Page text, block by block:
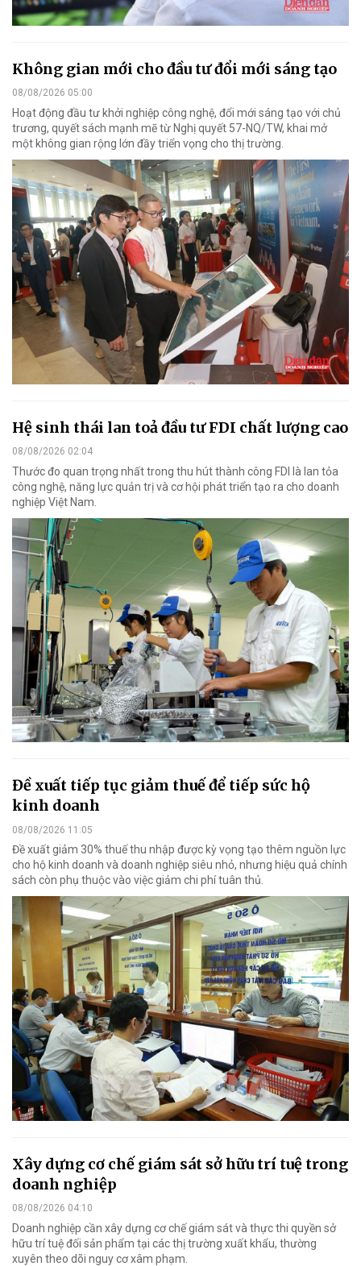
Không gian mới cho đầu tư đổi mới sáng tạo
08/08/2026 05:00
Hoạt động đầu tư khởi nghiệp công nghệ, đổi mới sáng tạo với chủ
trương, quyết sách mạnh mẽ từ Nghị quyết 57-NQ/TW, khai mở
một không gian rộng lớn đầy triển vọng cho thị trường.
Hệ sinh thái lan toả đầu tư FDI chất lượng cao
08/08/2026 02:04
Thước đo quan trọng nhất trong thu hút thành công FDI là lan tỏa
công nghệ, năng lực quản trị và cơ hội phát triển tạo ra cho doanh
nghiệp Việt Nam.
Đề xuất tiếp tục giảm thuế để tiếp sức hộ
kinh doanh
08/08/2026 11:05
Đề xuất giảm 30% thuế thu nhập được kỳ vọng tạo thêm nguồn lực
cho hộ kinh doanh và doanh nghiệp siêu nhỏ, nhưng hiệu quả chính
sách còn phụ thuộc vào việc giảm chi phí tuân thủ.
Xây dựng cơ chế giám sát sở hữu trí tuệ trong
doanh nghiệp
08/08/2026 04:10
Doanh nghiệp cần xây dựng cơ chế giám sát và thực thi quyền sở
hữu trí tuệ đối sản phẩm tại các thị trường xuất khẩu, thường
xuyên theo dõi nguy cơ xâm phạm.